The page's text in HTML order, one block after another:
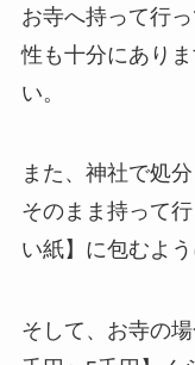
お寺へ持って行
性も十分にあり
い。
また、神社で処
そのまま持って
い紙】に包むよう
そして、お寺の